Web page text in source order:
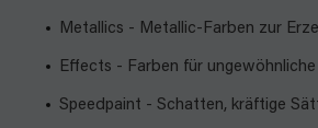
Metallics - Metallic-Farben zur
Effects - Farben für
Speedpaint - Schatten, kräftige